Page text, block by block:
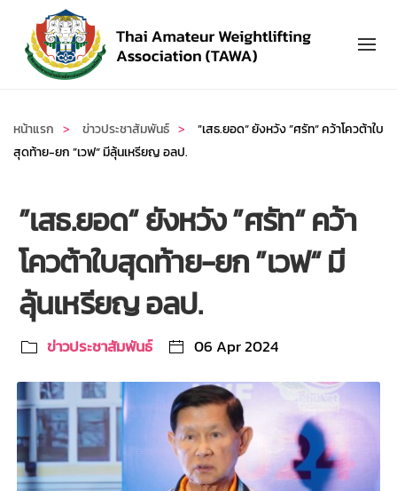
Skip to main content
หน้าแรก ข่าวประชาสัมพันธ์
”เสธ.ยอด“ ยังหวัง ”ศรัท“ คว้าโควต้าใบ
สุดท้าย-ยก ”เวฟ“ มีลุ้นเหรียญ อลป.
”เสธ.ยอด“ ยังหวัง ”ศรัท“ คว้า
โควต้าใบสุดท้าย-ยก ”เวฟ“ มี
ลุ้นเหรียญ อลป.
ข่าวประชาสัมพันธ์ 06 Apr 2024